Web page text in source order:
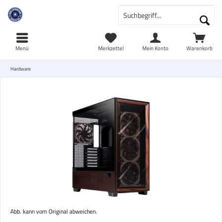
Warenkorb
Merkzettel Mein Konto
Menü
Hardware
Abb. kann vom Original abweichen.